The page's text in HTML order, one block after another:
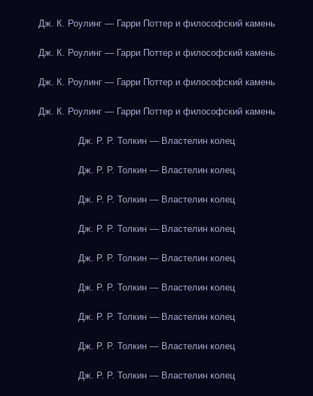
Дж. К. Роулинг — Гарри Поттер и философский камень
Дж. К. Роулинг — Гарри Поттер и философский камень
Дж. К. Роулинг — Гарри Поттер и философский камень
Дж. К. Роулинг — Гарри Поттер и философский камень
Дж. Р. Р. Толкин — Властелин колец
Дж. Р. Р. Толкин — Властелин колец
Дж. Р. Р. Толкин — Властелин колец
Дж. Р. Р. Толкин — Властелин колец
Дж. Р. Р. Толкин — Властелин колец
Дж. Р. Р. Толкин — Властелин колец
Дж. Р. Р. Толкин — Властелин колец
Дж. Р. Р. Толкин — Властелин колец
Дж. Р. Р. Толкин — Властелин колец